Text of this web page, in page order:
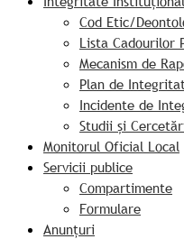
Cod Etic/
Lista Cadourilor
Mecanism de
Plan de
Incidente de
Studii și
Monitorul Oficial Local
Servicii publice
Compartimente
Formulare
Anunțuri